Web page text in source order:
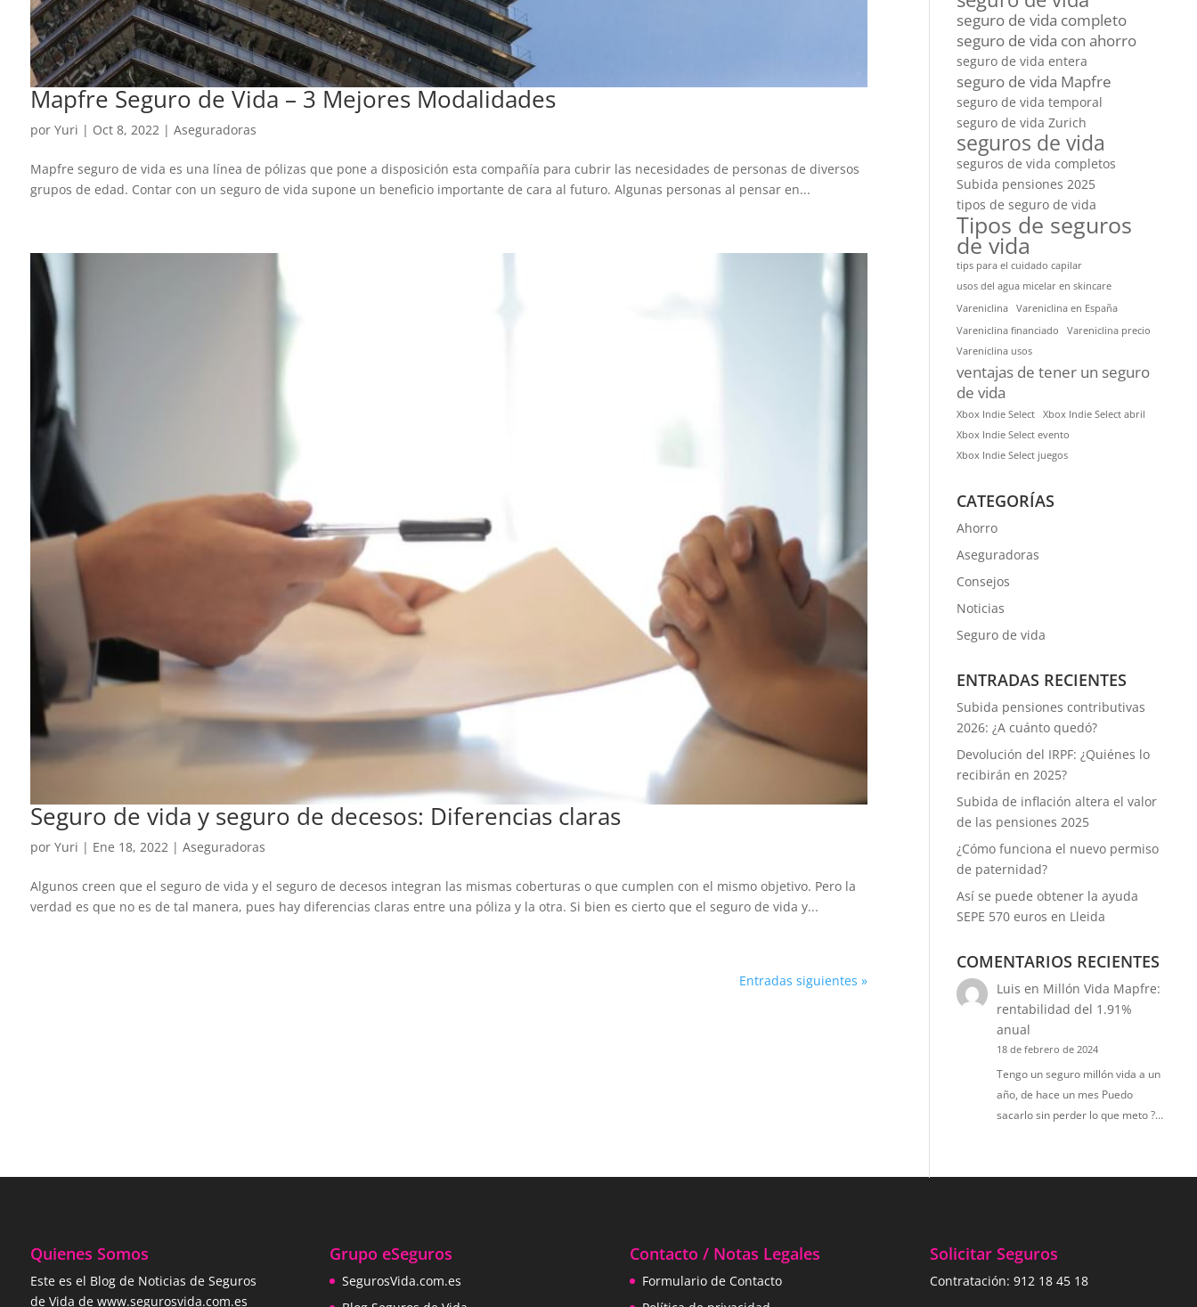
Mapfre Seguro de Vida – 3 Mejores Modalidades
por Yuri | Oct 8, 2022 | Aseguradoras
Mapfre seguro de vida es una línea de pólizas que pone a disposición esta compañía para cubrir las necesidades de personas de diversos
grupos de edad. Contar con un seguro de vida supone un beneficio importante de cara al futuro. Algunas personas al pensar en...
Seguro de vida y seguro de decesos: Diferencias claras
por Yuri | Ene 18, 2022 | Aseguradoras
Algunos creen que el seguro de vida y el seguro de decesos integran las mismas coberturas o que cumplen con el mismo objetivo. Pero la
verdad es que no es de tal manera, pues hay diferencias claras entre una póliza y la otra. Si bien es cierto que el seguro de vida y...
Entradas siguientes »
seguro de vida completo
seguro de vida con ahorro
seguro de vida entera
seguro de vida Mapfre
seguro de vida temporal
seguro de vida Zurich
seguros de vida
seguros de vida completos
Subida pensiones 2025
tipos de seguro de vida
Tipos de seguros
de vida
tips para el cuidado capilar
usos del agua micelar en skincare
Vareniclina
Vareniclina en España
Vareniclina financiado
Vareniclina precio
Vareniclina usos
ventajas de tener un seguro
de vida
Xbox Indie Select
Xbox Indie Select abril
Xbox Indie Select evento
Xbox Indie Select juegos
CATEGORÍAS
Ahorro
Aseguradoras
Consejos
Noticias
Seguro de vida
ENTRADAS RECIENTES
Subida pensiones contributivas
2026: ¿A cuánto quedó?
Devolución del IRPF: ¿Quiénes lo
recibirán en 2025?
Subida de inflación altera el valor
de las pensiones 2025
¿Cómo funciona el nuevo permiso
de paternidad?
Así se puede obtener la ayuda
SEPE 570 euros en Lleida
COMENTARIOS RECIENTES
Luis en Millón Vida Mapfre:
rentabilidad del 1.91%
anual
18 de febrero de 2024
Tengo un seguro millón vida a un
año, de hace un mes Puedo
sacarlo sin perder lo que meto ?…
Quienes Somos
Este es el Blog de Noticias de Seguros
de Vida de www.segurosvida.com.es
Grupo eSeguros
SegurosVida.com.es
Contacto / Notas Legales
Formulario de Contacto
Solicitar Seguros
Contratación: 912 18 45 18